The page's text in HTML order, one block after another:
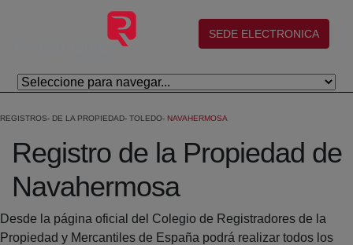
Skip to Main Content
(abre en nueva ventana)
SEDE ELECTRONICA
REGISTROS DE LA PROPIEDAD TOLEDO NAVAHERMOSA
Registro de la Propiedad de
Navahermosa
Desde la página oficial del Colegio de Registradores de la
Propiedad y Mercantiles de España podrá realizar todos los